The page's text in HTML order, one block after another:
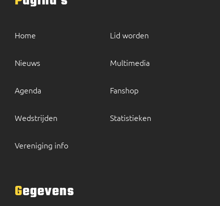
Home
Nieuws
Agenda
Wedstrijden
Vereniging info
Lid worden
Multimedia
Fanshop
Statistieken
Gegevens